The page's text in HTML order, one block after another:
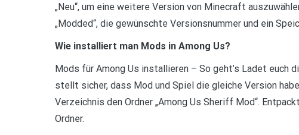
„Neu“, um eine weitere Version von Minecraft
„Modded“, die gewünschte Versionsnummer und ein
Wie installiert man Mods in Among Us?
Mods für Among Us installieren – So geht’s Ladet euch
stellt sicher, dass Mod und Spiel die gleiche Version
Verzeichnis den Ordner „Among Us Sheriff Mod“.
Ordner.